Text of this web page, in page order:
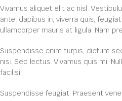
Vivamus aliquet elit ac nisl.
ante, dapibus in, viverra quis,
ullamcorper mauris at ligula. Nam
Suspendisse enim turpis, dictum
nisi. Sed lectus. Vivamus quis mi.
facilisi.
Suspendisse feugiat. Praesent